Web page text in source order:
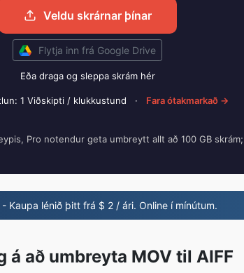
Veldu skrárnar þínar
Flytja inn frá Google Drive
Eða draga og sleppa skrám hér
1 Viðskipti / klukkustund · Fara ótakmarkað →
Pro notendur geta umbreytt allt að 100 GB skrám;
- Kaupa lénið þitt frá $ 2 / ári. Online í mínútum.
á að umbreyta MOV til AIFF